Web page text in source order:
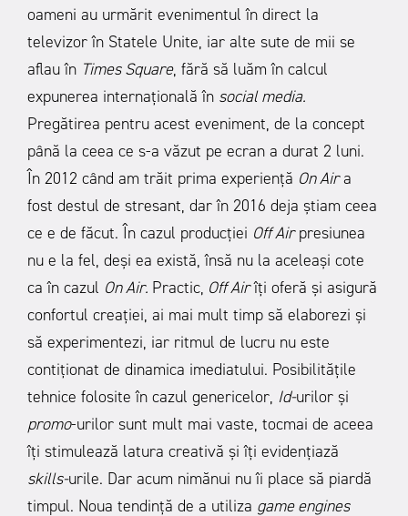
oameni au urmărit evenimentul în direct la
televizor în Statele Unite, iar alte sute de mii se
aflau în Times Square, fără să luăm în calcul
expunerea internațională în social media.
Pregătirea pentru acest eveniment, de la concept
până la ceea ce s-a văzut pe ecran a durat 2 luni.
În 2012 când am trăit prima experiență On Aira
fost destul de stresant, dar în 2016 deja știam ceea
ce e de făcut. În cazul producției Off Airpresiunea
nu e la fel, deși ea există, însă nu la aceleași cote
ca în cazul On Air. Practic, Off Airîți oferă și asigură
confortul creației, ai mai mult timp să elaborezi și
să experimentezi, iar ritmul de lucru nu este
contiționat de dinamica imediatului. Posibilitățile
tehnice folosite în cazul genericelor, Id-urilor și
promo-urilor sunt mult mai vaste, tocmai de aceea
îți stimulează latura creativă și îți evidențiază
skills-urile. Dar acum nimănui nu îi place să piardă
timpul. Noua tendință de a utiliza game engines